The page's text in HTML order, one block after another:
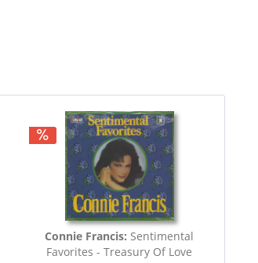
Connie Francis: Sentimental
Favorites - Treasury Of Love